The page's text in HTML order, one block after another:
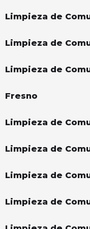
Limpieza de
Limpieza de
Limpieza de
Fresno
Limpieza de
Limpieza de
Limpieza de
Limpieza de